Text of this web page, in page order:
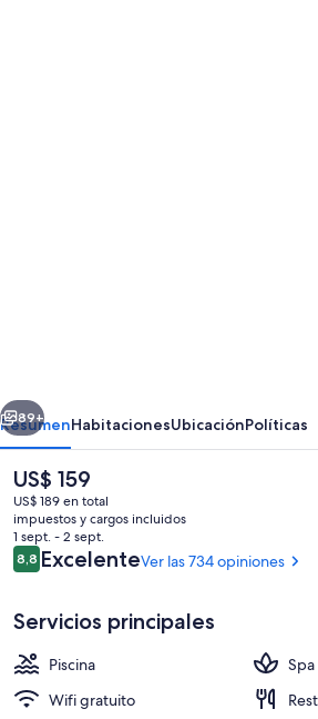
Resort
Vista aérea
Siguiente
89+
ResumenHabitacionesUbicaciónPolíticas
El
precio
actual
es
de
US$ 159
US$ 159
US$ 189 en total
impuestos y cargos incluidos
1 sept. - 2 sept.
Opiniones
8,88,8 de 10
ExcelenteVer las 734 opiniones
Servicios principales
Piscina
Spa
Wifi gratuito